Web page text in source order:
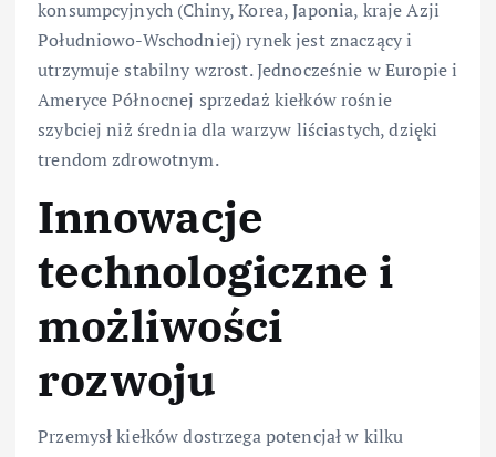
konsumpcyjnych (Chiny, Korea, Japonia, kraje Azji
Południowo-Wschodniej) rynek jest znaczący i
utrzymuje stabilny wzrost. Jednocześnie w Europie i
Ameryce Północnej sprzedaż kiełków rośnie
szybciej niż średnia dla warzyw liściastych, dzięki
trendom zdrowotnym.
Innowacje
technologiczne i
możliwości
rozwoju
Przemysł kiełków dostrzega potencjał w kilku